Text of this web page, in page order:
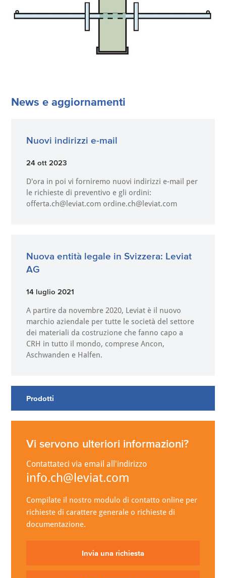
News e aggiornamenti
Nuovi indirizzi e-mail
24 ott 2023
D'ora in poi vi forniremo nuovi indirizzi e-mail per
le richieste di preventivo e gli ordini:
offerta.ch@leviat.com ordine.ch@leviat.com
Nuova entità legale in Svizzera: Leviat
AG
14 luglio 2021
A partire da novembre 2020, Leviat è il nuovo
marchio aziendale per tutte le società del settore
dei materiali da costruzione che fanno capo a
CRH in tutto il mondo, comprese Ancon,
Aschwanden e Halfen.
Prodotti
Vi servono ulteriori informazioni?
Contattateci via email all'indirizzo
info.ch@leviat.com
Compilate il nostro modulo di contatto online per
richieste di carattere generale o richieste di
documentazione.
Invia una richiesta